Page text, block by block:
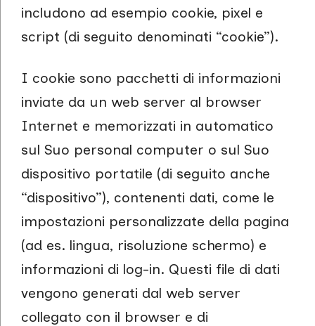
includono ad esempio cookie, pixel e
script (di seguito denominati “cookie”).
I cookie sono pacchetti di informazioni
inviate da un web server al browser
Internet e memorizzati in automatico
sul Suo personal computer o sul Suo
dispositivo portatile (di seguito anche
“dispositivo”), contenenti dati, come le
impostazioni personalizzate della pagina
(ad es. lingua, risoluzione schermo) e
informazioni di log-in. Questi file di dati
vengono generati dal web server
collegato con il browser e di